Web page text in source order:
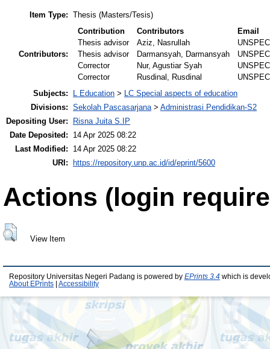
Item Type: Thesis (Masters/Tesis)
Contributors:
Contribution Contributors
Email
Thesis advisor
Aziz, Nasrullah
Thesis advisor
Darmansyah, Darmansyah
Corrector
Nur, Agustiar Syah
Corrector
Rusdinal, Rusdinal
Subjects:
L Education > LC Special aspects of education
Divisions: Sekolah Pascasarjana> Administrasi Pendidikan-S2
Depositing User:
Risna Juita S.IP
Date Deposited:
14 Apr 2025 08:22
Last Modified:
14 Apr 2025 08:22
URI:
https://repository.unp.ac.id/id/eprint/5600
Actions (login
View Item
Repository Universitas Negeri Padang is powered by EPrints 3.4 which is
About EPrints
Accessibility